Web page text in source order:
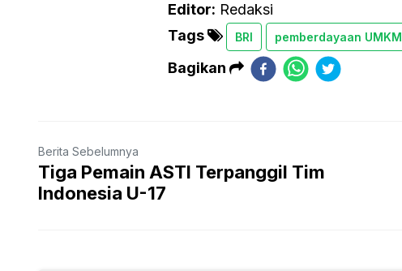
Editor: Redaksi
Tags
BRI pemberdayaan UMKM
Bagikan
Berita Sebelumnya
Tiga Pemain ASTI Terpanggil Tim
Indonesia U-17